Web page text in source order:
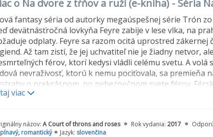
o Na dvore z tŕňov a ruží (e-kniha) - Séria
fantasy séria od autorky megaúspešnej série Trón zo
devätnásťročná lovkyňa Feyre zabije v lese vlka, na
odplaty. Feyre sa razom ocitá uprostred
Až tam zistí, že jej uchvatiteľ nie je žiadny netvor,
férov, ktorí kedysi vládli celému svetu. A
nevraživosť, ktorú k nemu pociťovala, sa premieňa
o prekrásnom, no nebezpečnom svete férov.
objaviť spôsob, ako ho zastaviť... inak má na svedomí
pretáčať strany ako z rýchlika.
viac
názov: A Court of throns and roses Rok vydania: 2017
, romantický Jazyk: slovenčina